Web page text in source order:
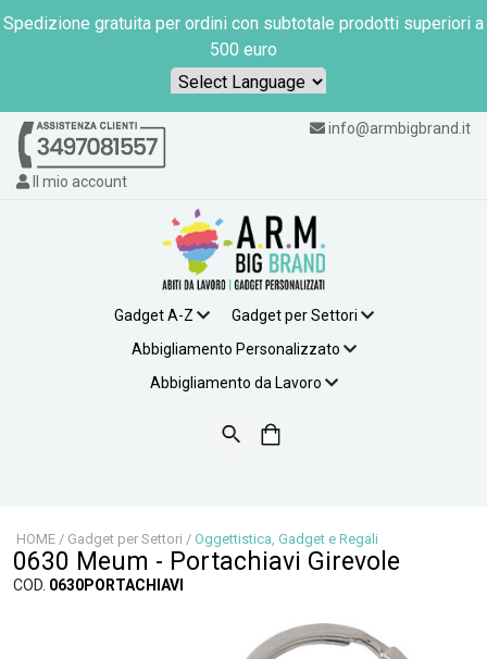
Spedizione gratuita per ordini con subtotale prodotti superiori a
500 euro
Powered by
info@armbigbrand.it
Il mio account
Gadget A-Z
Gadget per Settori
Abbigliamento Personalizzato
Abbigliamento da Lavoro
HOME / Gadget per Settori / Oggettistica, Gadget e Regali
0630 Meum - Portachiavi Girevole
COD. 0630PORTACHIAVI